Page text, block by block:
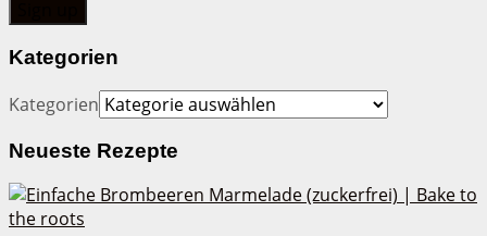
Kategorien
Kategorien
Neueste Rezepte